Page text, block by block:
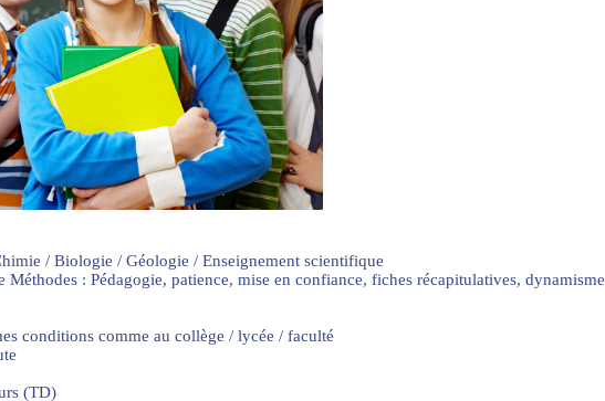
/ Biologie / Géologie / Enseignement scientifique
: Pédagogie, patience, mise en confiance, fiches récapitulatives, dynamisme
conditions comme au collège / lycée / faculté
(TD)